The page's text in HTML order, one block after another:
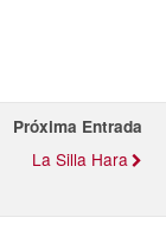
Próxima Entrada
La Silla Hara